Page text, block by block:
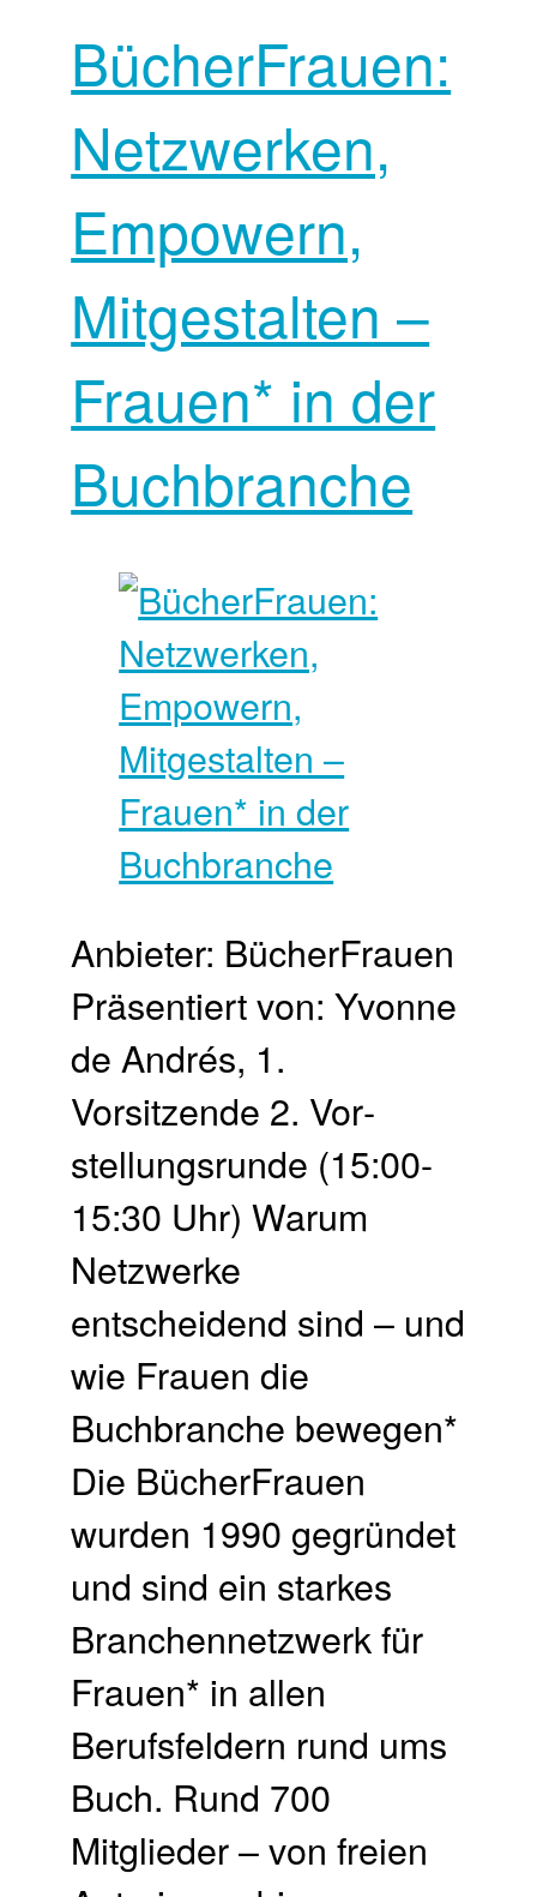
BücherFrauen:
Netzwerken,
Empowern,
Mitgestalten –
Frauen* in der
Buchbranche
Anbieter: BücherFrauen
Präsentiert von: Yvonne
de Andrés, 1.
Vorsitzende 2. Vor­
stellungs­runde (15:00-
15:30 Uhr) Warum
Netzwerke
entscheidend sind – und
wie Frauen die
Buchbranche bewegen*
Die BücherFrauen
wurden 1990 gegründet
und sind ein starkes
Branchennetzwerk für
Frauen* in allen
Berufsfeldern rund ums
Buch. Rund 700
Mitglieder – von freien